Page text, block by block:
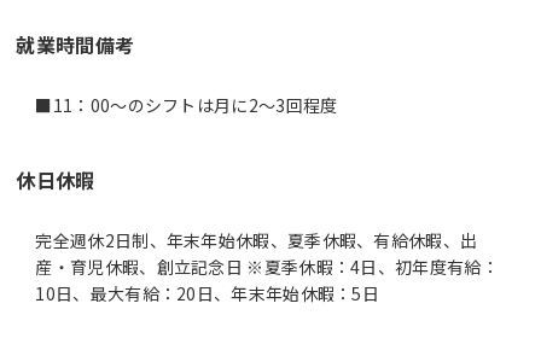
就業時間備考
休日休暇
完全週休2日制、年末年始休暇、夏季休暇、有給休暇、出
産・育児休暇、創立記念日 ※夏季休暇：4日、初年度有給：
10日、最大有給：20日、年末年始休暇：5日